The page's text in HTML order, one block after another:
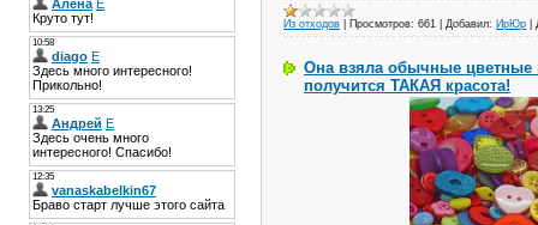
Из отходов Просмотров: 661 Добавил: ИрЮр
Она взяла обычные цветные
получится ТАКАЯ красота!